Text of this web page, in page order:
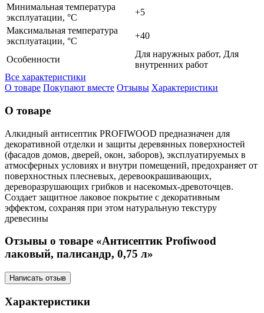
Минимальная температура
эксплуатации, °C
+5
Максимальная температура
эксплуатации, °C
+40
Особенности
Для наружных работ, Для
внутренних работ
Все характеристики
О товаре Покупают вместе Отзывы Характеристики
О товаре
Алкидный антисептик PROFIWOOD предназначен для
декоративной отделки и защиты деревянных поверхностей
(фасадов домов, дверей, окон, заборов), эксплуатируемых в
атмосферных условиях и внутри помещений, предохраняет от
поверхностных плесневых, деревоокрашивающих,
дереворазрушающих грибков и насекомых-древоточцев.
Создает защитное лаковое покрытие с декоративным
эффектом, сохраняя при этом натуральную текстуру
древесины
Отзывы о товаре «Антисептик Profiwood
лаковый, палисандр, 0,75 л»
Написать отзыв
Характеристики